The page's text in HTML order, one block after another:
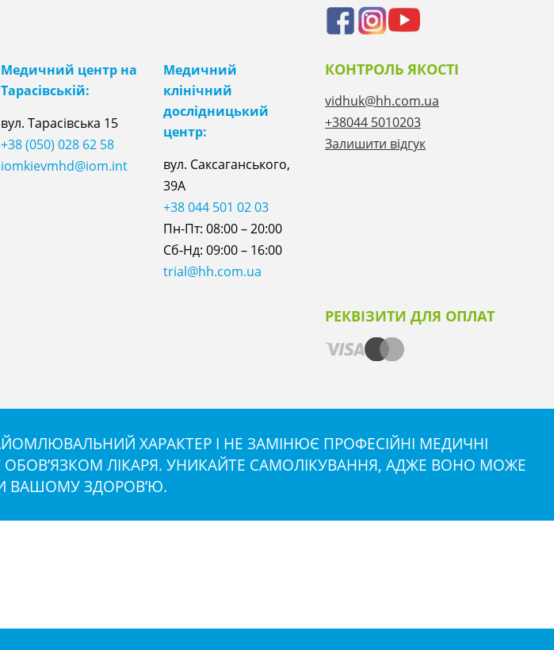
Медичний центр на
Тарасівській:
вул. Тарасівська 15
+38 (050) 028 62 58
iomkievmhd@iom.int
Медичний
клінічний
дослідницький
центр:
вул. Саксаганського,
39А
+38 044 501 02 03
Пн-Пт: 08:00 – 20:00
Сб-Нд: 09:00 – 16:00
trial@hh.com.ua
КОНТРОЛЬ ЯКОСТІ
vidhuk@hh.com.ua
+38044 5010203
Залишити відгук
РЕКВІЗИТИ ДЛЯ ОПЛАТ
ХАРАКТЕР І НЕ ЗАМІНЮЄ ПРОФЕСІЙНІ МЕДИЧНІ
ОБОВ’ЯЗКОМ ЛІКАРЯ. УНИКАЙТЕ САМОЛІКУВАННЯ, АДЖЕ ВОНО МОЖЕ
ВАШОМУ ЗДОРОВ’Ю.